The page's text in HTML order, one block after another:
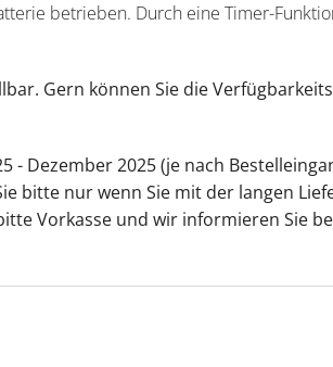
betrieben. Durch eine Timer-
Gern können Sie die
- Dezember 2025 (je nach
bitte nur wenn Sie mit der langen
Vorkasse und wir informieren Sie